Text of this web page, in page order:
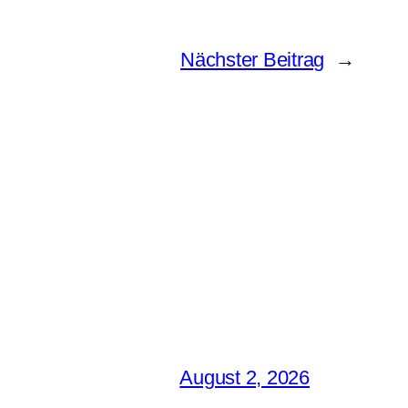
Nächster Beitrag →
August 2, 2026